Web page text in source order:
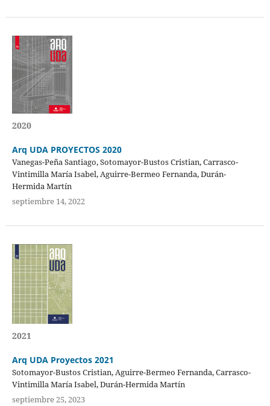
2020
Arq UDA PROYECTOS 2020
Vanegas-Peña Santiago, Sotomayor-Bustos Cristian, Carrasco-
Vintimilla María Isabel, Aguirre-Bermeo Fernanda, Durán-
Hermida Martín
septiembre 14, 2022
2021
Arq UDA Proyectos 2021
Sotomayor-Bustos Cristian, Aguirre-Bermeo Fernanda, Carrasco-
Vintimilla María Isabel, Durán-Hermida Martín
septiembre 25, 2023